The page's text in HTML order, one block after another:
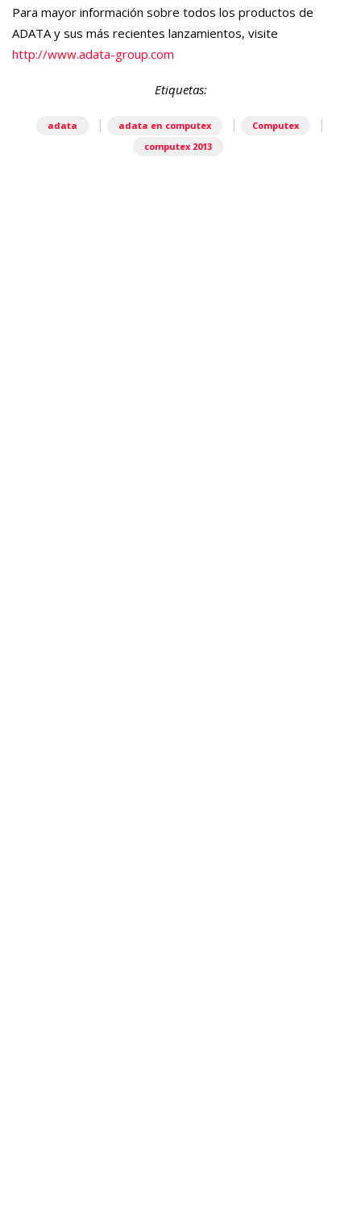
Para mayor información sobre todos los productos de
ADATA y sus más recientes lanzamientos, visite
http://www.adata-group.com
Etiquetas:
adata | adata en computex | Computex |
computex 2013